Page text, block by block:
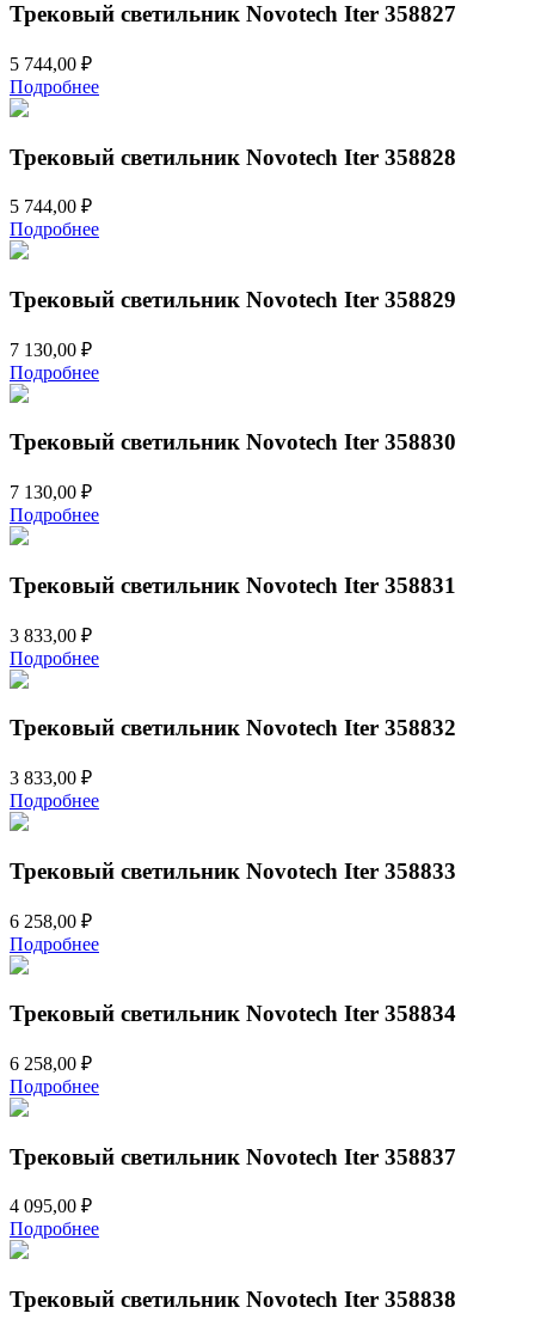
Трековый светильник Novotech Iter 358827
5 744,00 ₽
Подробнее
Трековый светильник Novotech Iter 358828
5 744,00 ₽
Подробнее
Трековый светильник Novotech Iter 358829
7 130,00 ₽
Подробнее
Трековый светильник Novotech Iter 358830
7 130,00 ₽
Подробнее
Трековый светильник Novotech Iter 358831
3 833,00 ₽
Подробнее
Трековый светильник Novotech Iter 358832
3 833,00 ₽
Подробнее
Трековый светильник Novotech Iter 358833
6 258,00 ₽
Подробнее
Трековый светильник Novotech Iter 358834
6 258,00 ₽
Подробнее
Трековый светильник Novotech Iter 358837
4 095,00 ₽
Подробнее
Трековый светильник Novotech Iter 358838